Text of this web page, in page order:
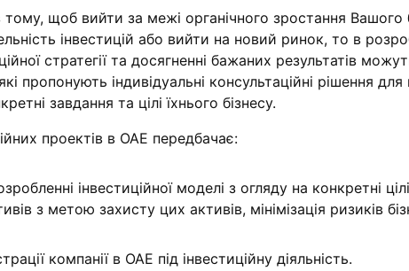
щоб вийти за межі органічного зростання Вашого
інвестицій або вийти на новий ринок, то в
стратегії та досягненні бажаних результатів
пропонують індивідуальні консультаційні рішення для
завдання та цілі їхнього бізнесу.
проектів в ОАЕ передбачає:
інвестиційної моделі з огляду на конкретні
з метою захисту цих активів, мінімізація ризиків
компанії в ОАЕ під інвестиційну діяльність.